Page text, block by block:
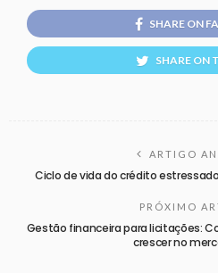
SHARE ON
SHARE ON
ARTIGO
Ciclo de vida do crédito
PRÓXIMO
Gestão financeira para licitações:
crescer no